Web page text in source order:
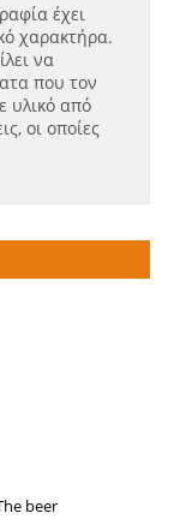
έχει
χαρακτήρα.
να
που τον
υλικό από
οι οποίες
beer